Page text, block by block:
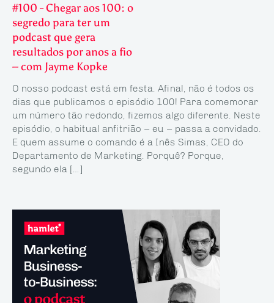
#100 - Chegar aos 100: o
segredo para ter um
podcast que gera
resultados por anos a fio
– com Jayme Kopke
O nosso podcast está em festa. Afinal, não é todos os
dias que publicamos o episódio 100! Para comemorar
um número tão redondo, fizemos algo diferente. Neste
episó­dio, o habitual anfitrião – eu – passa a convidado.
E quem assume o comando é a Inês Simas, CEO do
Departamento de Marketing. Porquê? Porque,
segundo ela […]